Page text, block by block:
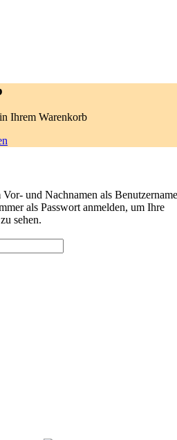
Ihrem Warenkorb
und Nachnamen als
als Passwort anmelden, um Ihre
sehen.